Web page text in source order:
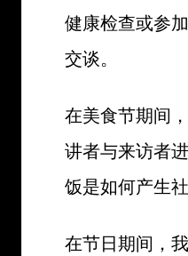
健康检查或参
交谈。
在美食节期间
讲者与来访者
饭是如何产生社
在节日期间，